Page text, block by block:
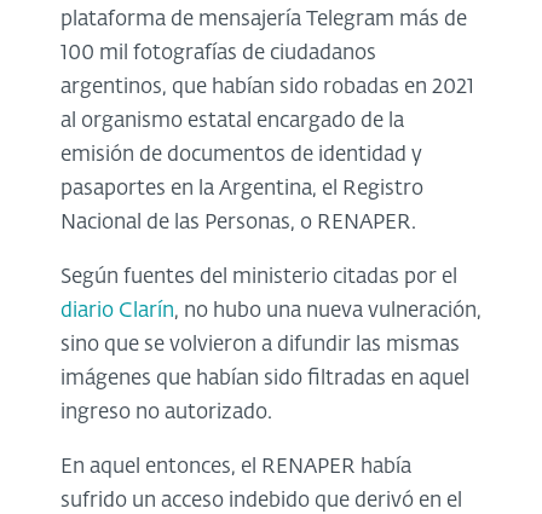
plataforma de mensajería Telegram más de
100 mil fotografías de ciudadanos
argentinos, que habían sido robadas en 2021
al organismo estatal encargado de la
emisión de documentos de identidad y
pasaportes en la Argentina, el Registro
Nacional de las Personas, o RENAPER.
Según fuentes del ministerio citadas por el
diario Clarín, no hubo una nueva vulneración,
sino que se volvieron a difundir las mismas
imágenes que habían sido filtradas en aquel
ingreso no autorizado.
En aquel entonces, el RENAPER había
sufrido un acceso indebido que derivó en el